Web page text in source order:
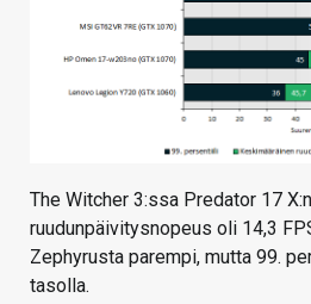
The Witcher 3:ssa Predator 17
ruudunpäivitysnopeus oli 14,3
Zephyrusta parempi, mutta 99.
tasolla.